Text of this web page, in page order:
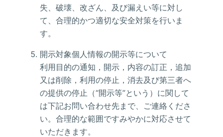
失、破壊、改ざん、及び漏えい等に対し
て、合理的かつ適切な安全対策を行いま
す。
開示対象個人情報の開示等について
利用目的の通知，開示，内容の訂正，追加
又は削除，利用の停止，消去及び第三者へ
の提供の停止（“開示等”という）に関して
は下記お問い合わせ先まで、ご連絡くださ
い。合理的な範囲ですみやかに対応させて
いただきます。